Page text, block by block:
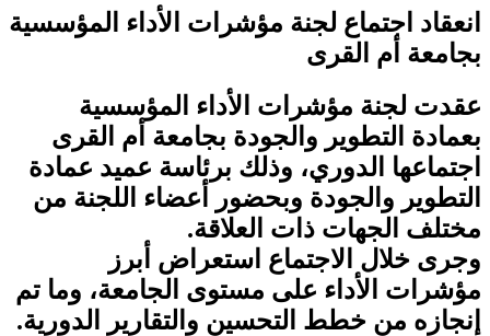
انعقاد اجتماع لجنة مؤشرات الأداء المؤسسية
بجامعة أم القرى
عقدت لجنة مؤشرات الأداء المؤسسية
بعمادة التطوير والجودة بجامعة أم القرى
اجتماعها الدوري، وذلك برئاسة عميد عمادة
التطوير والجودة وبحضور أعضاء اللجنة من
مختلف الجهات ذات العلاقة.
وجرى خلال الاجتماع استعراض أبرز
مؤشرات الأداء على مستوى الجامعة، وما تم
إنجازه من خطط التحسين والتقارير الدورية.